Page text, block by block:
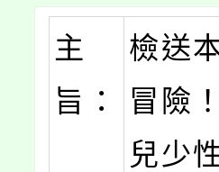
主
旨：
檢送
冒險
兒少